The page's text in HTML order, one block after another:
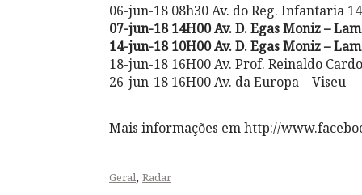
06-jun-18 08h30 Av. do Reg. Infantaria
07-jun-18 14H00 Av. D. Egas Moniz –
14-jun-18 10H00 Av. D. Egas Moniz –
18-jun-18 16H00 Av. Prof. Reinaldo
26-jun-18 16H00 Av. da Europa – Viseu
Mais informações em http://
Geral, Radar